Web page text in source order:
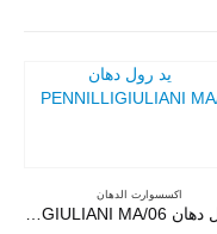
اكسسوارت الدهان